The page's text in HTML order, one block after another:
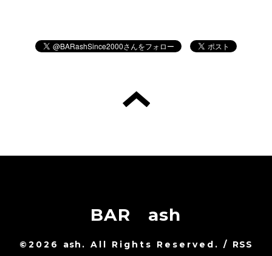
BAR ash
©2026 ash . All Rights Reserved. / RSS